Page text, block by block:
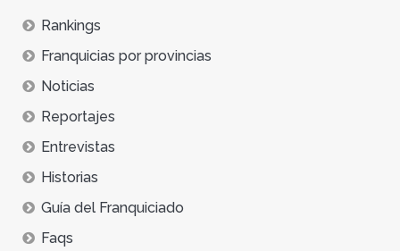
Rankings
Franquicias por provincias
Noticias
Reportajes
Entrevistas
Historias
Guía del Franquiciado
Faqs